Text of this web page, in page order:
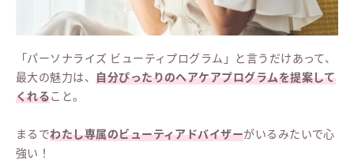
「パーソナライズ ビューティプログラム」と言うだけあって、
最大の魅力は、自分ぴったりのヘアケアプログラムを提案して
くれること。
まるでわたし専属のビューティアドバイザーがいるみたいで心
強い！